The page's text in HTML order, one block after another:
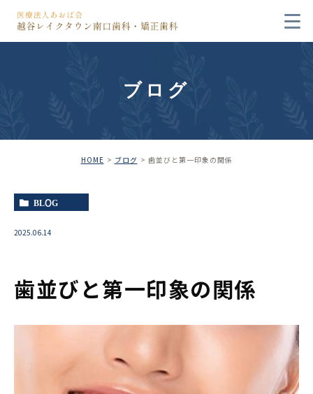
ブログ
HOME ブログ 歯並びと第一印象の関係
BLOG
2025.06.14
歯並びと第一印象の関係